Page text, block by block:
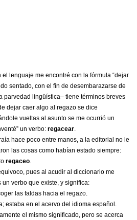
el lenguaje me encontré con la fórmula “dejar
sentado, con el fin de desembarazarse de
parvedad lingüística– tiene términos breves
dejar caer algo al regazo se dice
vueltas al asunto se me ocurrió un
un verbo: regacear.
hace poco entre manos, a la editorial no le
las cosas como habían estado siempre:
regaceo.
pues al acudir al diccionario me
verbo que existe, y significa:
las faldas hacia el regazo.
estaba en el acervo del idioma español.
el mismo significado, pero se acerca